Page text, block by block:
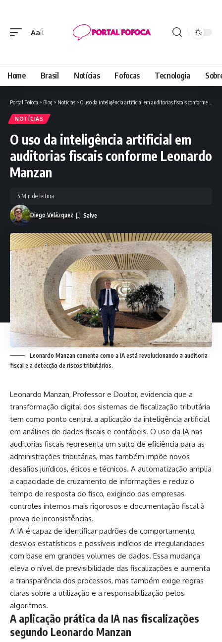
Font
Aa
Home Brasil Notícias Fofocas Tecnologia
Portal Fofoca > Blog > Notícias > O uso da inteligência artificial em auditorias fiscais conforme Leonardo Manzan
NOTÍCIAS
O uso da inteligência artificial em
auditorias fiscais conforme Leonardo
Manzan
Diego Velázquez
5 Min de leitura
Leonardo Manzan comenta como a IA está revolucionando a auditoria
fiscal e a detecção de riscos tributários.
Leonardo Manzan, Professor e Doutor, evidencia que a
transformação digital dos sistemas de fiscalização tributária
tem como ponto central a aplicação da inteligência artificial
em análises de dados fiscais e contábeis. O uso da IA nas
auditorias fiscais representa um salto de eficiência para as
administrações tributárias, mas também impõe novos
desafios jurídicos, éticos e técnicos. A automatização amplia
a capacidade de cruzamento de informações e reduz o
tempo de resposta do fisco, exigindo das empresas
controles internos mais rigorosos e documentação fiscal à
prova de inconsistências.
A IA é capaz de identificar padrões de comportamento,
desvios estatísticos e possíveis indícios de irregularidades
com base em grandes volumes de dados. Essa mudança
eleva o nível de previsibilidade das fiscalizações e aumenta
a transparência dos processos, mas também exige regras
claras sobre a utilização e a responsabilização pelos
algoritmos.
A aplicação prática da IA nas fiscalizações
segundo Leonardo Manzan